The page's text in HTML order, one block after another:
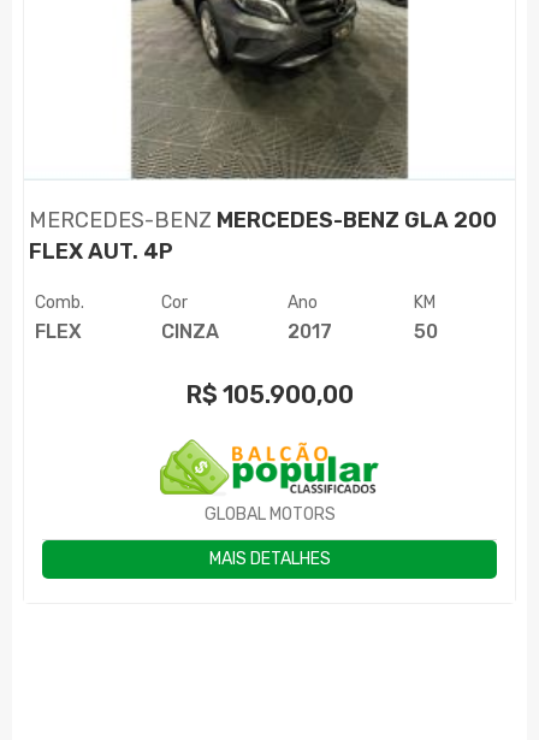
MERCEDES-BENZ MERCEDES-BENZ GLA 200
FLEX AUT. 4P
Comb.
FLEX
Cor
CINZA
Ano
2017
KM
50
R$ 105.900,00
GLOBAL MOTORS
MAIS DETALHES